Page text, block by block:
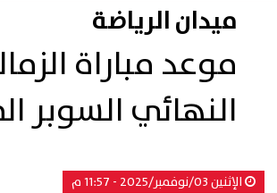
ميدان الرياضة
موعد مباراة
النهائي السوبر
الإثنين 03/نوفمبر/2025 - 11:57 م